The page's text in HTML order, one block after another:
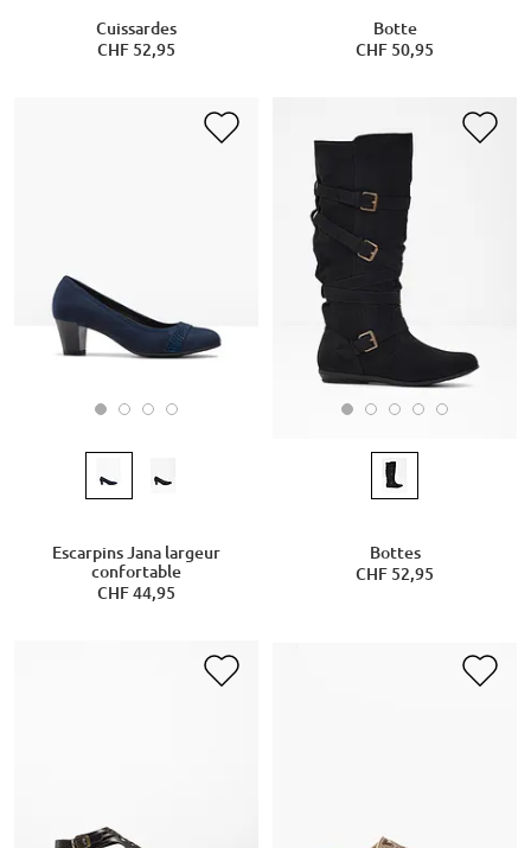
Cuissardes
CHF 52,95
Botte
CHF 50,95
Escarpins Jana largeur
confortable
CHF 44,95
Bottes
CHF 52,95